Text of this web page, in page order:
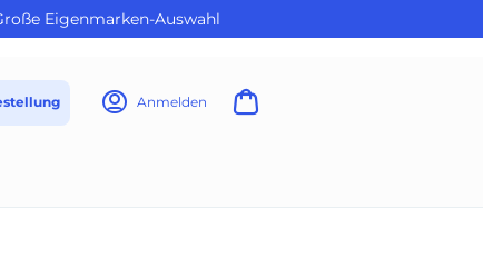
Eigenmarken-Auswahl
Anmelden